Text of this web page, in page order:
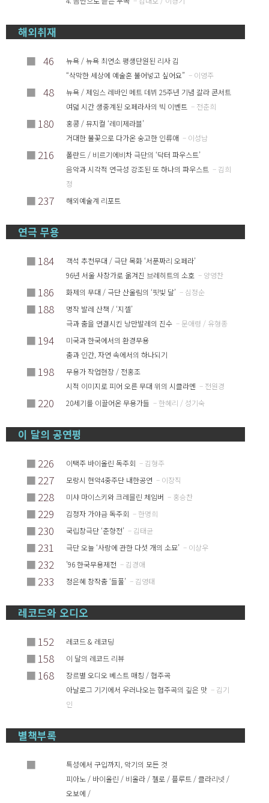
해외취재
■ 46
뉴욕 / 뉴욕 최연소 평생단원된 리사 김
“삭막한 세상에 예술혼 불어넣고 싶어요” – 이영주
■ 48
뉴욕 / 제임스 레바인 메트 데뷔 25주년 기념 갈라 콘서트
여덟 시간 생중계된 오페라사의 빅 이벤트 – 전춘희
■ 180
홍콩 / 뮤지컬 ‘레미제라블’
거대한 불꽃으로 다가온 숭고한 인류애 – 이성남
■ 216
폴란드 / 비르기에비차 극단의 ‘닥터 파우스트’
음악과 시각적 연극성 강조된 또 하나의 파우스트 – 김희
정
■ 237 해외예술계 리포트
연극 무용
■ 184
객석 추천무대 / 극단 목화 ‘서푼짜리 오페라’
96년 서울 사창가로 옮겨진 브레히트의 소호 – 양영찬
■ 186 화제의 무대 / 극단 산울림의 ‘핏빛 달’ – 심정순
■ 188
명작 발레 산책 / ‘지젤’
극과 춤을 연결시킨 낭만발레의 진수 – 문애령 / 유형종
■ 194
미국과 한국에서의 환경무용
춤과 인간, 자연 속에서의 하나되기
■ 198
무용가 작업현장 / 전홍조
시적 이미지로 피어 오른 무대 위의 시클라멘 – 전원경
■ 220 20세기를 이끌어온 무용가들 – 한혜리 / 성기숙
이 달의 공연평
■ 226 이택주 바이올린 독주회 – 김형주
■ 227 모랑시 현악4중주단 내한공연 – 이장직
■ 228 미샤 마이스키와 크레믈린 체임버 – 홍승찬
■ 229 김정자 가야금 독주회 – 한명희
■ 230 국립창극단 ‘춘향전’ – 김태균
■ 231 극단 오늘 ‘사랑에 관한 다섯 개의 소묘’ – 이상우
■ 232 ’96 한국무용제전 – 김경애
■ 233 정은혜 창작춤 ‘들풀’ – 김영태
레코드와 오디오
■ 152 레코드 & 레코딩
■ 158 이 달의 레코드 리뷰
■ 168
장르별 오디오 베스트 매칭 / 협주곡
아날로그 기기에서 우러나오는 협주곡의 깊은 맛 – 김기
인
별책부록
■
특성에서 구입까지, 악기의 모든 것
피아노 / 바이올린 / 비올라 / 첼로 / 플루트 / 클라리넷 /
오보에 /